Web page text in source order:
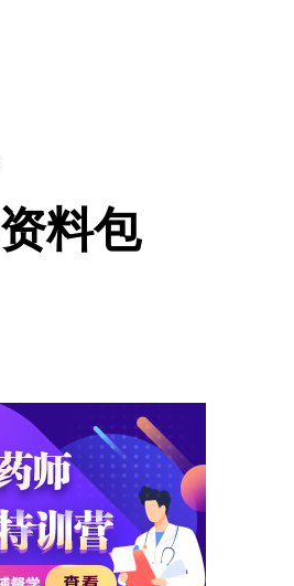
资料包